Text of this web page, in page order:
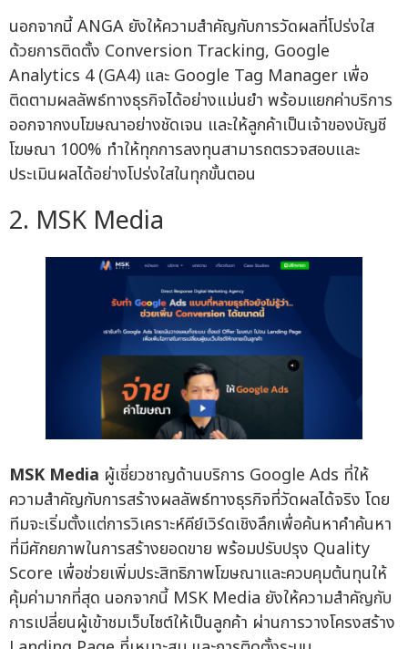
นอกจากนี้ ANGA ยังให้ความสำคัญกับการวัดผลที่โปร่งใส
ด้วยการติดตั้ง Conversion Tracking, Google
Analytics 4 (GA4) และ Google Tag Manager เพื่อ
ติดตามผลลัพธ์ทางธุรกิจได้อย่างแม่นยำ พร้อมแยกค่าบริการ
ออกจากงบโฆษณาอย่างชัดเจน และให้ลูกค้าเป็นเจ้าของบัญชี
โฆษณา 100% ทำให้ทุกการลงทุนสามารถตรวจสอบและ
ประเมินผลได้อย่างโปร่งใสในทุกขั้นตอน
2. MSK Media
MSK Media ผู้เชี่ยวชาญด้านบริการ Google Ads ที่ให้
ความสำคัญกับการสร้างผลลัพธ์ทางธุรกิจที่วัดผลได้จริง โดย
ทีมจะเริ่มตั้งแต่การวิเคราะห์คีย์เวิร์ดเชิงลึกเพื่อค้นหาคำค้นหา
ที่มีศักยภาพในการสร้างยอดขาย พร้อมปรับปรุง Quality
Score เพื่อช่วยเพิ่มประสิทธิภาพโฆษณาและควบคุมต้นทุนให้
คุ้มค่ามากที่สุด นอกจากนี้ MSK Media ยังให้ความสำคัญกับ
การเปลี่ยนผู้เข้าชมเว็บไซต์ให้เป็นลูกค้า ผ่านการวางโครงสร้าง